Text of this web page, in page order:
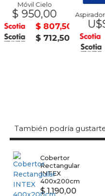
Móvil Cielo
$ 950,00
$ 807,50
$ 712,50
También podría
Cobertor
Rectangular
INTEX
400x200cm
$ 1.190,00